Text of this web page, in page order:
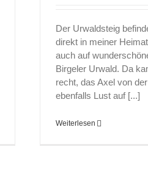
Der Urwaldsteig
direkt in meiner
auch auf
Birgeler Urwald. Da
recht, das Axel von
ebenfalls Lust auf [...]
Weiterlesen